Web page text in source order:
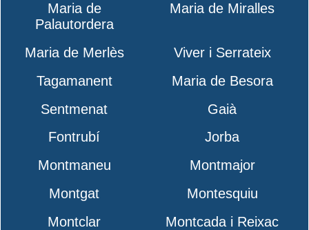
Maria de
Palautordera
Maria de Miralles
Maria de Merlès
Viver i Serrateix
Tagamanent
Maria de Besora
Sentmenat
Gaià
Fontrubí
Jorba
Montmaneu
Montmajor
Montgat
Montesquiu
Montclar
Montcada i Reixac